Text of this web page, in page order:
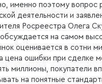
именно поэтому вопрос
деятельности и
Росреестра Олега
на самом
оценивается в сотни
цена ошибки при сделке
миллионы, покупатели
на понятные